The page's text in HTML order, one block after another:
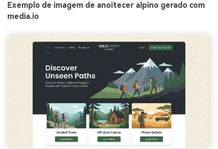
Exemplo de imagem de anoitecer alpino gerado com
media.io